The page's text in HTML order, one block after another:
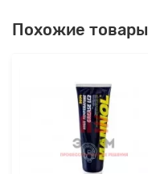
Похожие товары